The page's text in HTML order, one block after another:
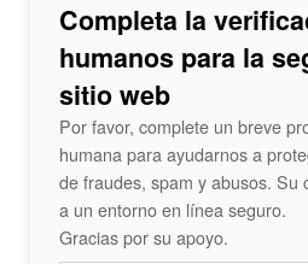
Completa la
humanos para la
sitio web
Por favor, complete un breve
humana para ayudarnos a
de fraudes, spam y abusos. Su
a un entorno en línea seguro.
Gracias por su apoyo.